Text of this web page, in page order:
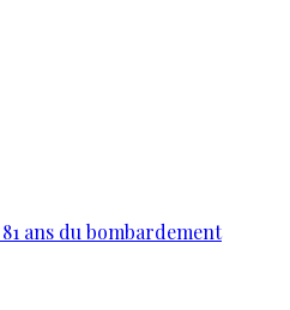
ans du bombardement